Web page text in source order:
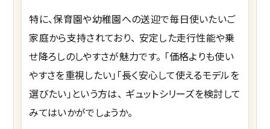
特に、保育園や幼稚園への送迎で毎日使いたいご
家庭から支持されており、 安定した走行性能や乗
せ降ろしのしやすさが魅力です。 「価格よりも使い
やすさを重視したい」「長く安心して使えるモデルを
選びたい」という方は、 ギュットシリーズを検討して
みてはいかがでしょうか。